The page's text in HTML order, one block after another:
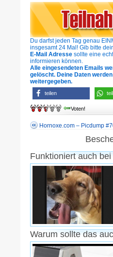
Du darfst jeden Tag genau
insgesamt 24 Mal! Gib bitte
E-Mail Adresse sollte eine
informieren können.
Alle eingesendeten Emails
gelöscht. Deine Daten
weitergegeben.
teilen
Voten!
Hornoxe.com – Picdump
Funktioniert auch
Warum sollte das